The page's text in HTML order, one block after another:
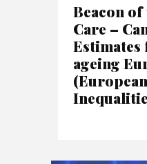
Beacon of
Care –
Estimates
ageing